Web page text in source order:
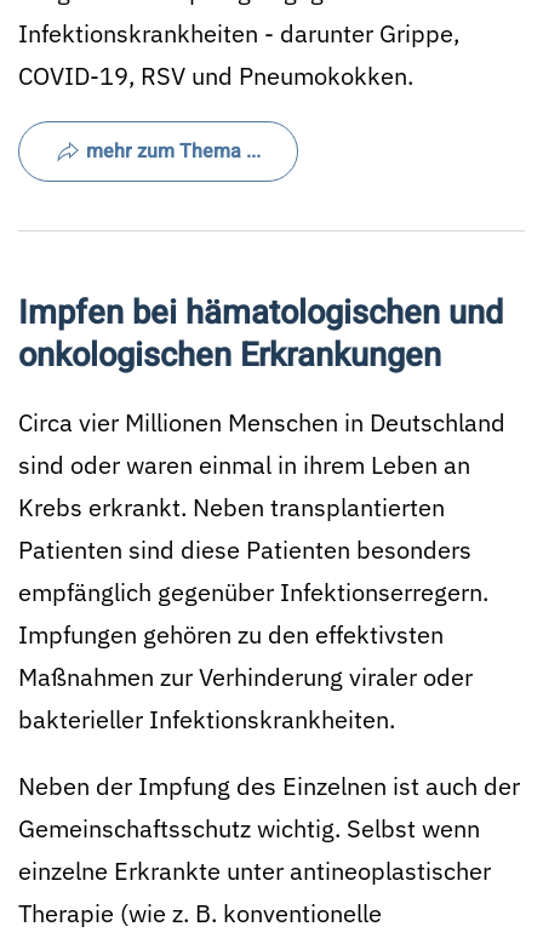
Infektionskrankheiten - darunter Grippe,
COVID-19, RSV und Pneumokokken.
mehr zum Thema ...
Impfen bei hämatologischen und
onkologischen Erkrankungen
Circa vier Millionen Menschen in Deutschland
sind oder waren einmal in ihrem Leben an
Krebs erkrankt. Neben transplantierten
Patienten sind diese Patienten besonders
empfänglich gegenüber Infektionserregern.
Impfungen gehören zu den effektivsten
Maßnahmen zur Verhinderung viraler oder
bakterieller Infektionskrankheiten.
Neben der Impfung des Einzelnen ist auch der
Gemeinschaftsschutz wichtig. Selbst wenn
einzelne Erkrankte unter antineoplastischer
Therapie (wie z. B. konventionelle